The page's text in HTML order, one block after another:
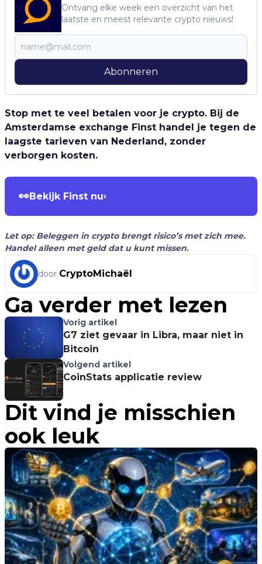
Ontvang elke week een overzicht van het
laatste en meest relevante crypto nieuws!
Abonneren
Stop met te veel betalen voor je crypto. Bij de
Amsterdamse exchange Finst handel je tegen de
laagste tarieven van Nederland, zonder
verborgen kosten.
👀Bekijk Finst nu›
Let op: Beleggen in crypto brengt risico’s met zich mee.
Handel alleen met geld dat u kunt missen.
door CryptoMichaël
Ga verder met lezen
Vorig artikel
G7 ziet gevaar in Libra, maar niet in
Bitcoin
Volgend artikel
CoinStats applicatie review
Dit vind je misschien
ook leuk